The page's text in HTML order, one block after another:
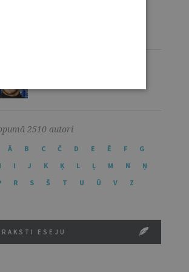
2510 autori
Ā B C Č D E Ē F
G
I J K Ķ L Ļ M N
Ņ
R S Š T U Ū V
Z
RAKSTI ESEJU